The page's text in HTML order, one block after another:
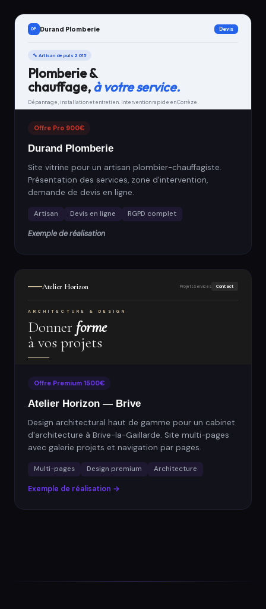
DP Durand Plomberie Devis
🔧 Artisan depuis 2015
Plomberie &
chauffage,à votre service.
Dépannage, installation et entretien. Intervention rapide en Corrèze.
Offre Pro 900€
Durand Plomberie
Site vitrine pour un artisan plombier-chauffagiste.
Présentation des services, zone d'intervention,
demande de devis en ligne.
Artisan Devis en ligne RGPD complet
Exemple de réalisation
Atelier Horizon ProjetsServices Contact
ARCHITECTURE & DESIGN
Donner forme
à vos projets
Offre Premium 1500€
Atelier Horizon — Brive
Design architectural haut de gamme pour un cabinet
d'architecture à Brive-la-Gaillarde. Site multi-pages
avec galerie projets et navigation par pages.
Multi-pages Design premium Architecture
Exemple de réalisation →